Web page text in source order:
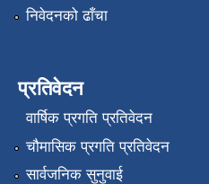
निवेदनको ढाँचा
प्रतिवेदन
वार्षिक प्रगति प्रतिवेदन
चौमासिक प्रगति प्रतिवेदन
सार्वजनिक सुनुवाई